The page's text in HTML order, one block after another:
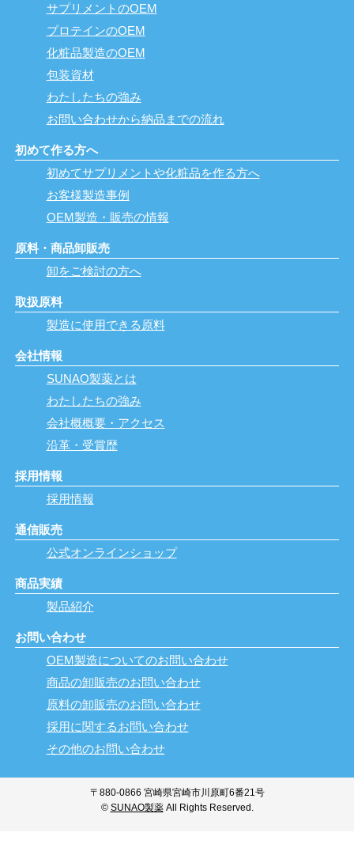
サプリメントのOEM
プロテインのOEM
化粧品製造のOEM
包装資材
わたしたちの強み
お問い合わせから納品までの流れ
初めて作る方へ
初めてサプリメントや化粧品を作る方へ
お客様製造事例
OEM製造・販売の情報
原料・商品卸販売
卸をご検討の方へ
取扱原料
製造に使用できる原料
会社情報
SUNAO製薬とは
わたしたちの強み
会社概概要・アクセス
沿革・受賞歴
採用情報
採用情報
通信販売
公式オンラインショップ
商品実績
製品紹介
お問い合わせ
OEM製造についてのお問い合わせ
商品の卸販売のお問い合わせ
原料の卸販売のお問い合わせ
採用に関するお問い合わせ
その他のお問い合わせ
〒880-0866 宮崎県宮崎市川原町6番21号
© SUNAO製薬All Rights Reserved.